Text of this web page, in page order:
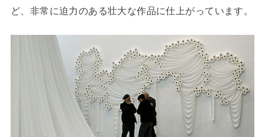
ど、非常に迫力のある壮大な作品に仕上がっています。